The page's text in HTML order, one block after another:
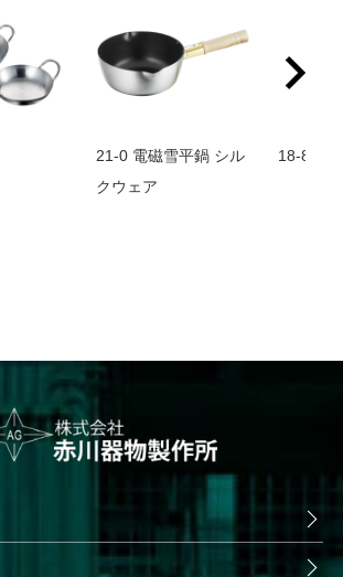
21-0 電磁雪平鍋 シル
クウェア
18-8 パ